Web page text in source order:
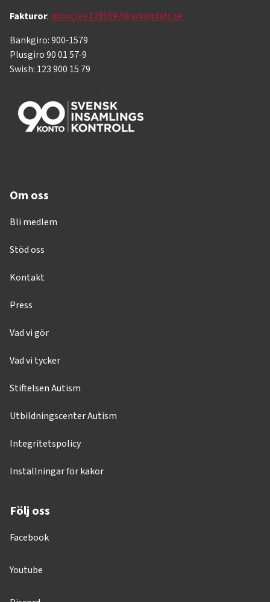
Fakturor: inbox.lev.1281697@arkivplats.se
Bankgiro: 900-1579
Plusgiro 90 01 57-9
Swish: 123 900 15 79
Om oss
Bli medlem
Stöd oss
Kontakt
Press
Vad vi gör
Vad vi tycker
Stiftelsen Autism
Utbildningscenter Autism
Integritetspolicy
Inställningar för kakor
Följ oss
Facebook
Youtube